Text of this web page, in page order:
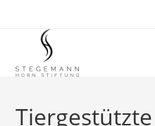
springen